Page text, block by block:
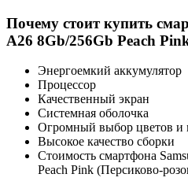
Почему стоит купить
A26 8Gb/256Gb Peach
Энергоемкий аккумулятор
Процессор
Качественный экран
Системная оболочка
Огромный выбор цветов и
Высокое качество сборки
Стоимость смартфона
Peach Pink (Персиково-